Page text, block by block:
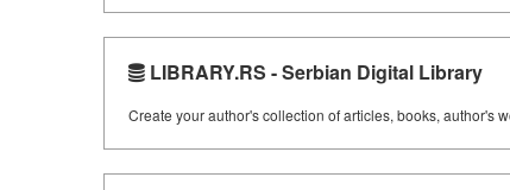
LIBRARY.RS - Serbian Digital Library
Create your author's collection of articles, books, author's